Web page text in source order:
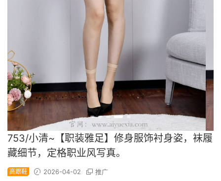
753/小清~【职装雅足】修身服饰衬身姿，袜履
藏细节，定格职业风写真。
高跟鞋 2026-04-02 推广